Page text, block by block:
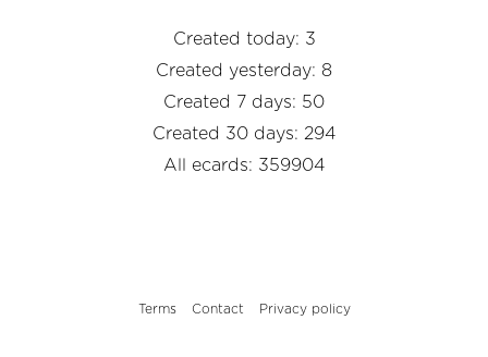
Created today: 3
Created yesterday: 8
Created 7 days: 50
Created 30 days: 294
All ecards: 359904
Terms Contact Privacy policy